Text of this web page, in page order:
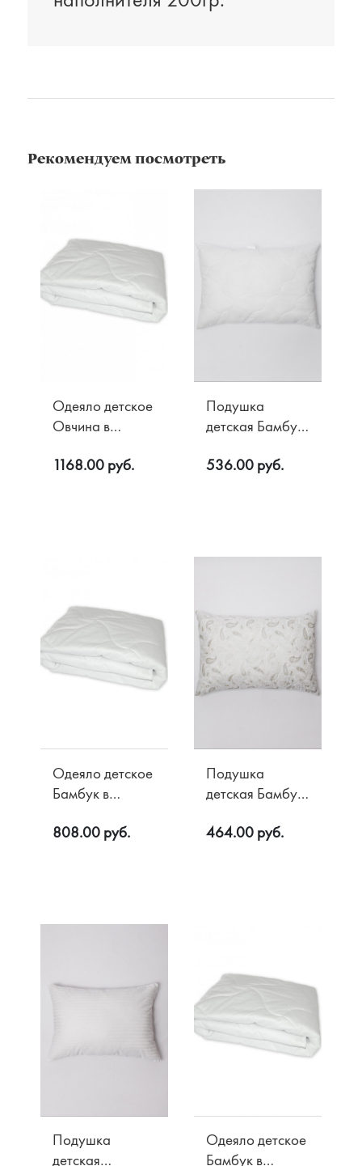
Акции
О компании
Доставка
Контакты
Рекомендуем посмотреть
Одеяло детское
Овчина в
м2 110х140
1168.00 руб.
Подушка
детская Бамбук
536.00 руб.
Одеяло детское
Бамбук в
200 гр/м2
808.00 руб.
Подушка
детская Бамбук
40х60
464.00 руб.
Подушка
детская
Одеяло детское
Бамбук в